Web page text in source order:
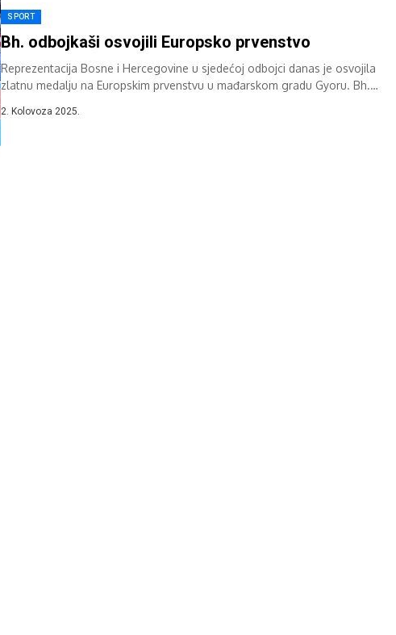
SPORT
Bh. odbojkaši osvojili Europsko prvenstvo
Reprezentacija Bosne i Hercegovine u sjedećoj odbojci danas je osvojila
zlatnu medalju na Europskim prvenstvu u mađarskom gradu Gyoru. Bh.
2. Kolovoza 2025.